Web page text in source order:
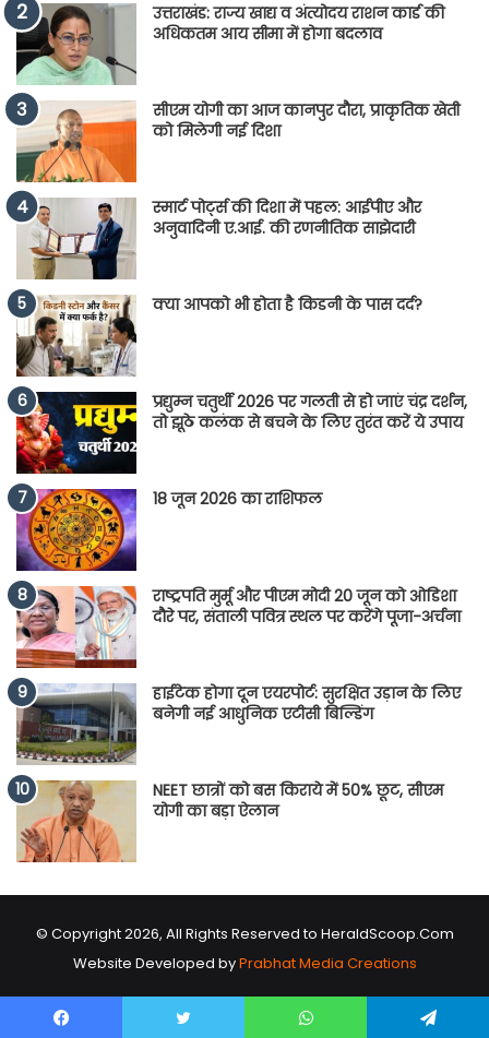
उत्तराखंड: राज्य खाद्य व अंत्योदय राशन कार्ड की
अधिकतम आय सीमा में होगा बदलाव
सीएम योगी का आज कानपुर दौरा, प्राकृतिक खेती
को मिलेगी नई दिशा
स्मार्ट पोर्ट्स की दिशा में पहल: आईपीए और
अनुवादिनी ए.आई. की रणनीतिक साझेदारी
क्या आपको भी होता है किडनी के पास दर्द?
प्रद्युम्न चतुर्थी 2026 पर गलती से हो जाएं चंद्र दर्शन,
तो झूठे कलंक से बचने के लिए तुरंत करें ये उपाय
18 जून 2026 का राशिफल
राष्ट्रपति मुर्मू और पीएम मोदी 20 जून को ओडिशा
दौरे पर, संताली पवित्र स्थल पर करेंगे पूजा-अर्चना
हाईटेक होगा दून एयरपोर्ट: सुरक्षित उड़ान के लिए
बनेगी नई आधुनिक एटीसी बिल्डिंग
NEET छात्रों को बस किराये में 50% छूट, सीएम
योगी का बड़ा ऐलान
© Copyright 2026, All Rights Reserved to HeraldScoop.Com
Website Developed byPrabhat Media Creations